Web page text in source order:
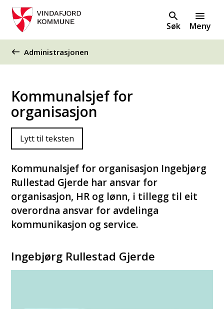
Søk Meny
Du er her:
Administrasjonen
Kommunalsjef for
organisasjon
Lytt til teksten
Kommunalsjef for organisasjon Ingebjørg
Rullestad Gjerde har ansvar for
organisasjon, HR og lønn, i tillegg til eit
overordna ansvar for avdelinga
kommunikasjon og service.
Ingebjørg Rullestad Gjerde